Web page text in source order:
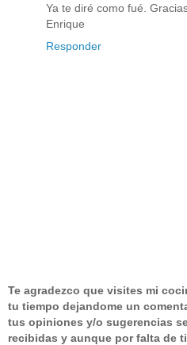
Ya te diré como fué.
Enrique
Responder
Te agradezco que visites mi
tu tiempo dejandome un
tus opiniones y/o sugerencias
recibidas y aunque por falta de